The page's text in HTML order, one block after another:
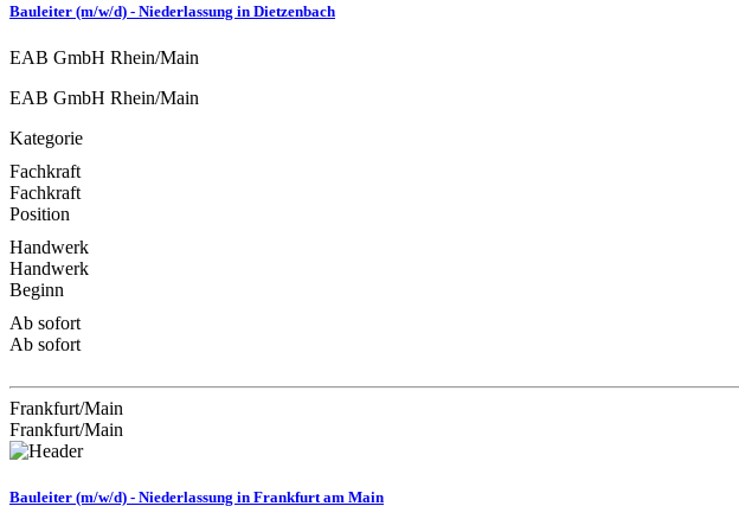
Bauleiter (m/w/d) - Niederlassung in Dietzenbach
EAB GmbH Rhein/Main
EAB GmbH Rhein/Main
Kategorie
Fachkraft
Fachkraft
Position
Handwerk
Handwerk
Beginn
Ab sofort
Ab sofort
Frankfurt/Main
Frankfurt/Main
Bauleiter (m/w/d) - Niederlassung in Frankfurt am Main